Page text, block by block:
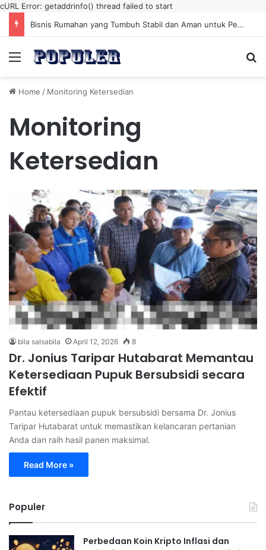
cURL Error: getaddrinfo() thread failed to start
Bisnis Rumahan yang Tumbuh Stabil dan Aman untuk Pendapatan Jangka Panjang
Menu
Home / Monitoring Ketersedian
Monitoring
Ketersedian
bila salsabila April 12, 2026 8
Dr. Jonius Taripar Hutabarat Memantau
Ketersediaan Pupuk Bersubsidi secara
Efektif
Pantau ketersediaan pupuk bersubsidi bersama Dr. Jonius
Taripar Hutabarat untuk memastikan kelancaran pertanian
Anda dan raih hasil panen maksimal.
Read More »
Populer
Perbedaan Koin Kripto Inflasi dan